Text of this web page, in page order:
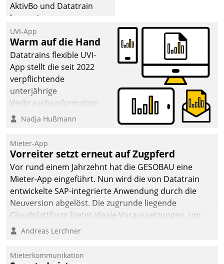
AktivBo und Datatrain
kooperieren –
Immobilienunternehmen
profitieren: Die nahtlose
Integration der Lösungen
von AktivBo und
Datatrain ermöglicht
automatisiert ausgelöste,
zielgerichtete
Mieterbefragungen – eine
starke Grundlage für
intelligente,
datengestützte
Entscheidungen.
UVI-App
Warm auf die Hand
Datatrains flexible UVI-
App stellt die seit 2022
verpflichtende
unterjährige
Verbrauchsinformation
schnell, zuverlässig und
Die monatlichen
Mitteilungen zum
Heizungs- und
Wasserverbrauch gehen
automatisiert, vollständig
und auf Wunsch über
mehrere zuvor
Kommunikationswege bei
Nadja Hußmann
Mieter-App
Vorreiter setzt erneut auf Zugpferd
Vor rund einem Jahrzehnt hat die GESOBAU eine
Mieter-App eingeführt. Nun wird die von Datatrain
entwickelte SAP-integrierte Anwendung durch die
Neuversion abgelöst. Die zugrunde liegende
Cloudplattform bietet ideale Voraussetzungen, um
die Funktionalität der App zu erweitern und weitere
integrieren.
Andreas Lerchner
Mieterkommunikation